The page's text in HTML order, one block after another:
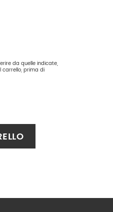
da quelle indicate,
carrello, prima di